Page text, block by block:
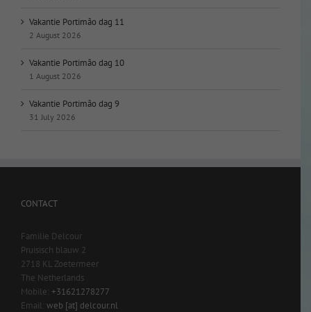
Vakantie Portimão dag 11
2 August 2026
Vakantie Portimão dag 10
1 August 2026
Vakantie Portimão dag 9
31 July 2026
CONTACT
Familie Delcour
Pruisisch blauw 2
2718 KL Zoetermeer
The Netherlands
Mobile: +31621278277
Email: web [at] delcour.nl